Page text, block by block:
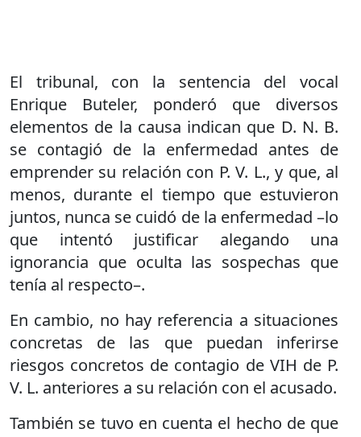
El tribunal, con la sentencia del vocal
Enrique Buteler, ponderó que diversos
elementos de la causa indican que D. N. B.
se contagió de la enfermedad antes de
emprender su relación con P. V. L., y que, al
menos, durante el tiempo que estuvieron
juntos, nunca se cuidó de la enfermedad –lo
que intentó justificar alegando una
ignorancia que oculta las sospechas que
tenía al respecto–.
En cambio, no hay referencia a situaciones
concretas de las que puedan inferirse
riesgos concretos de contagio de VIH de P.
V. L. anteriores a su relación con el acusado.
También se tuvo en cuenta el hecho de que